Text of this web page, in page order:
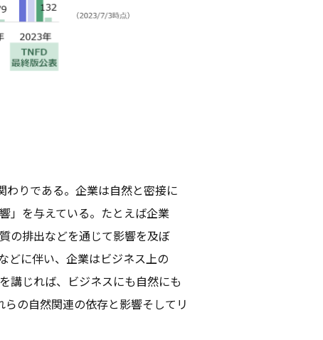
りである。企業は自然と密接に
」を与えている。たとえば企業
の排出などを通じて影響を及ぼ
どに伴い、企業はビジネス上の
講じれば、ビジネスにも自然にも
の自然関連の依存と影響そしてリ